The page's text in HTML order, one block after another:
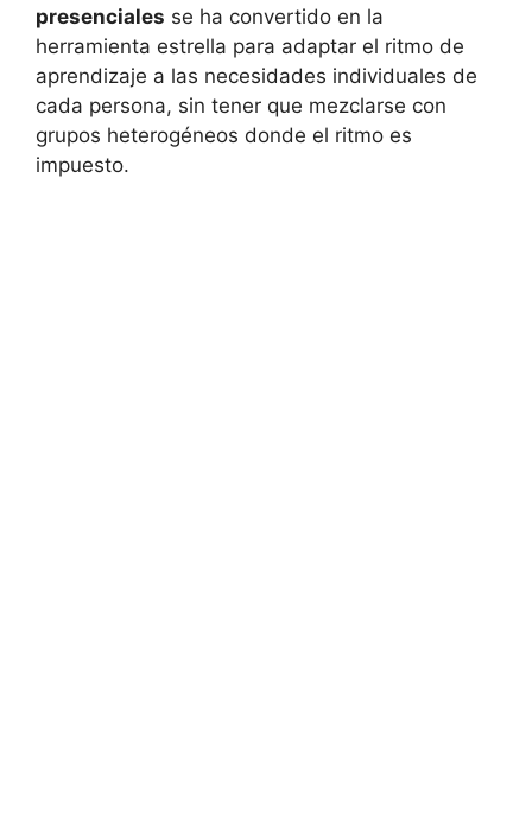
presenciales se ha convertido en la
herramienta estrella para adaptar el ritmo de
aprendizaje a las necesidades individuales de
cada persona, sin tener que mezclarse con
grupos heterogéneos donde el ritmo es
impuesto.